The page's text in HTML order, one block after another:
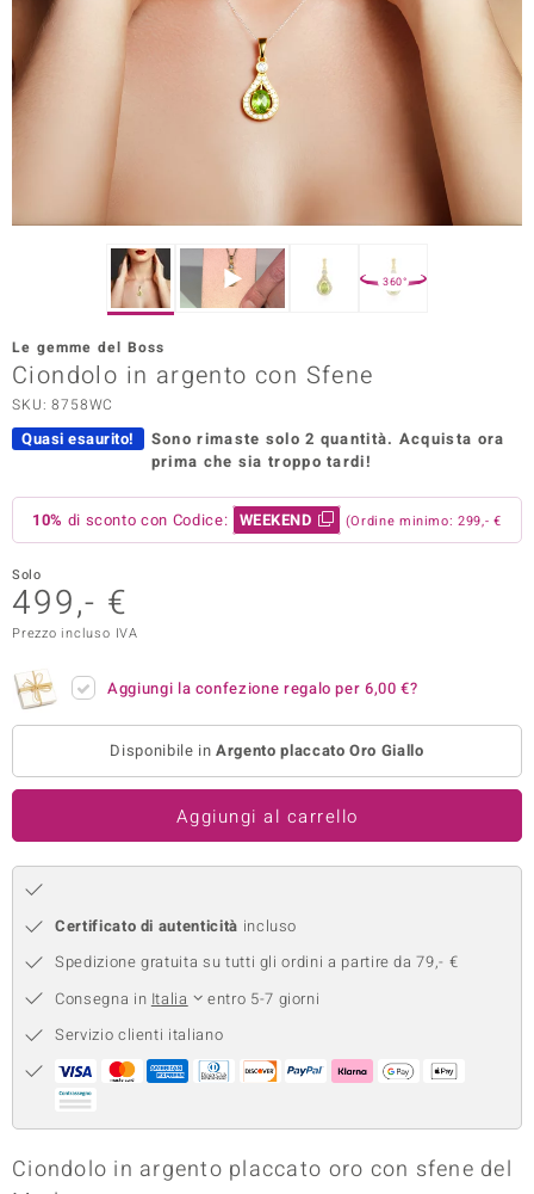
Designs
SELECTION
Paraíso
Collection
360°
Le gemme del Boss
Ciondolo in argento con Sfene
SKU: 8758WC
Quasi esaurito! Sono rimaste solo 2 quantità. Acquista ora
prima che sia troppo tardi!
10% di sconto con Codice: WEEKEND (Ordine minimo: 299,- €
Solo
499,- €
Prezzo incluso IVA
Aggiungi la confezione regalo per6,00 €?
Disponibile inArgento placcato Oro Giallo
Aggiungi al carrello
Certificato di autenticità incluso
Spedizione gratuita su tutti gli ordini a partire da 79,- €
Consegna in Italia
entro 5-7 giorni
Servizio clienti italiano
Ciondolo in argento placcato oro con sfene del